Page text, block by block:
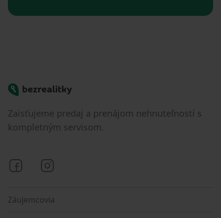
Bezrealitky
Zaisťujeme predaj a prenájom nehnuteľností s
kompletným servisom.
Bezrealitky na Facebooku
Záujemcovia